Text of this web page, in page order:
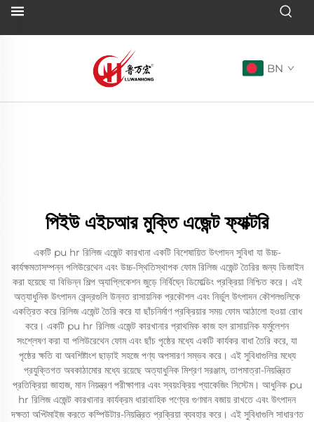
BN
পিইউ এইচআর মুক্তি এজেন্ট ফ্যাক্টরি
একটি pu hr রিলিজ এজেন্ট কারখানা একটি বিশেষায়িত উৎপাদন সুবিধা যা উচ্চ-
কার্যক্ষমতাসম্পন্ন পলিউরেথেন এবং উচ্চ-স্থিতিস্থাপক ফোম রিলিজ এজেন্ট তৈরির জন্য ডিজাইন
করা হয়েছে যা বিভিন্ন শিল্প অ্যাপ্লিকেশন জুড়ে নির্বিঘ্নে ডিমোল্ডিং প্রক্রিয়া নিশ্চিত করে। এই
অত্যাধুনিক উৎপাদন কেন্দ্রগুলি উন্নত রাসায়নিক প্রকৌশল এবং নির্ভুল উৎপাদন কৌশলগুলিকে
একত্রিত করে রিলিজ এজেন্ট তৈরি করে যা ছাঁচনির্মাণ প্রক্রিয়ার সময় ফোম আঠালো হওয়া রোধ
করে। একটি pu hr রিলিজ এজেন্ট কারখানার প্রাথমিক কাজ হল রাসায়নিক ফর্মুলেশন
সংশ্লেষণ করা যা পলিউরেথেন ফোম এবং ছাঁচ পৃষ্ঠের মধ্যে একটি কার্যকর বাধা তৈরি করে, যা
পৃষ্ঠের ক্ষতি বা অবশিষ্টাংশ ছাড়াই সহজে পণ্য অপসারণ সম্ভব করে। এই সুবিধাগুলির মধ্যে
প্রযুক্তিগত অবকাঠামোর মধ্যে রয়েছে অত্যাধুনিক মিশ্রণ সরঞ্জাম, তাপমাত্রা-নিয়ন্ত্রিত
প্রতিক্রিয়া জাহাজ, মান নিয়ন্ত্রণ পরীক্ষাগার এবং স্বয়ংক্রিয় প্যাকেজিং সিস্টেম। আধুনিক pu
hr রিলিজ এজেন্ট কারখানার কার্যক্রম ধারাবাহিক পণ্যের গুণমান বজায় রাখতে এবং উৎপাদন
দক্ষতা অপ্টিমাইজ করতে কম্পিউটার-নিয়ন্ত্রিত প্রক্রিয়া ব্যবহার করে। এই সুবিধাগুলি সাধারণত